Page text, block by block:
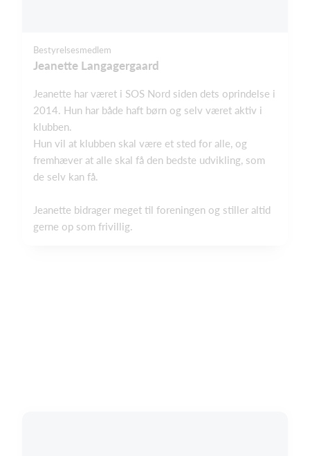
Bestyrelsesmedlem
Jeanette Langagergaard
Jeanette har været i SOS Nord siden dets oprindelse i
2014. Hun har både haft børn og selv været aktiv i
klubben.
Hun vil at klubben skal være et sted for alle, og
fremhæver at alle skal få den bedste udvikling, som
de selv kan få.
Jeanette bidrager meget til foreningen og stiller altid
gerne op som frivillig.